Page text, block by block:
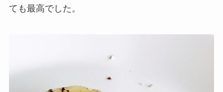
ても最高でした。